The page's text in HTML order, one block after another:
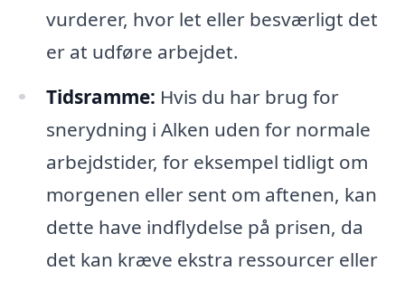
vurderer, hvor let eller besværligt det
er at udføre arbejdet.
Tidsramme: Hvis du har brug for
snerydning i Alken uden for normale
arbejdstider, for eksempel tidligt om
morgenen eller sent om aftenen, kan
dette have indflydelse på prisen, da
det kan kræve ekstra ressourcer eller